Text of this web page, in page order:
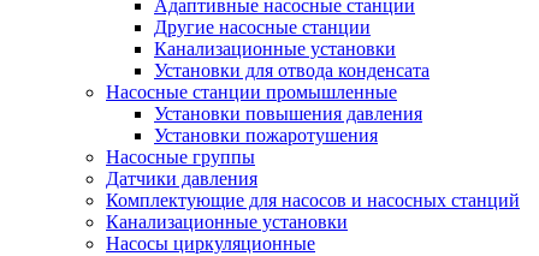
Адаптивные насосные станции
Другие насосные станции
Канализационные установки
Установки для отвода конденсата
Насосные станции промышленные
Установки повышения давления
Установки пожаротушения
Насосные группы
Датчики давления
Комплектующие для насосов и насосных станций
Канализационные установки
Насосы циркуляционные